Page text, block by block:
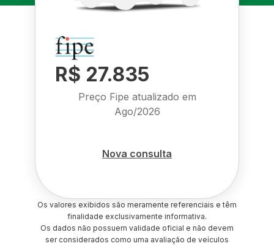
R$ 27.835
Preço Fipe atualizado em
Ago/2026
Nova consulta
Os valores exibidos são meramente referenciais e têm
finalidade exclusivamente informativa.
Os dados não possuem validade oficial e não devem
ser considerados como uma avaliação de veículos